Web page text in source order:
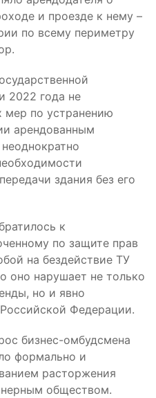
и проезде к нему –
по всему периметру
2022 года не
мер по устранению
арендованным
здания без его
к
по защите прав
на бездействие ТУ
оно нарушает не только
но и явно
Федерации.
бизнес-омбудсмена
формально и
расторжения
обществом.